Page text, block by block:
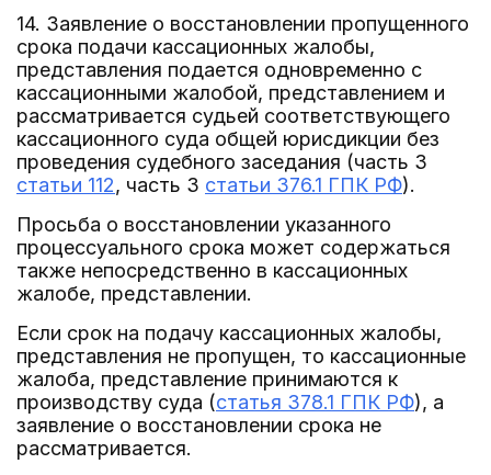
14. Заявление о восстановлении пропущенного
срока подачи кассационных жалобы,
представления подается одновременно с
кассационными жалобой, представлением и
рассматривается судьей соответствующего
кассационного суда общей юрисдикции без
проведения судебного заседания (часть 3
статьи 112, часть 3 статьи 376.1 ГПК РФ).
Просьба о восстановлении указанного
процессуального срока может содержаться
также непосредственно в кассационных
жалобе, представлении.
Если срок на подачу кассационных жалобы,
представления не пропущен, то кассационные
жалоба, представление принимаются к
производству суда (статья 378.1 ГПК РФ), а
заявление о восстановлении срока не
рассматривается.